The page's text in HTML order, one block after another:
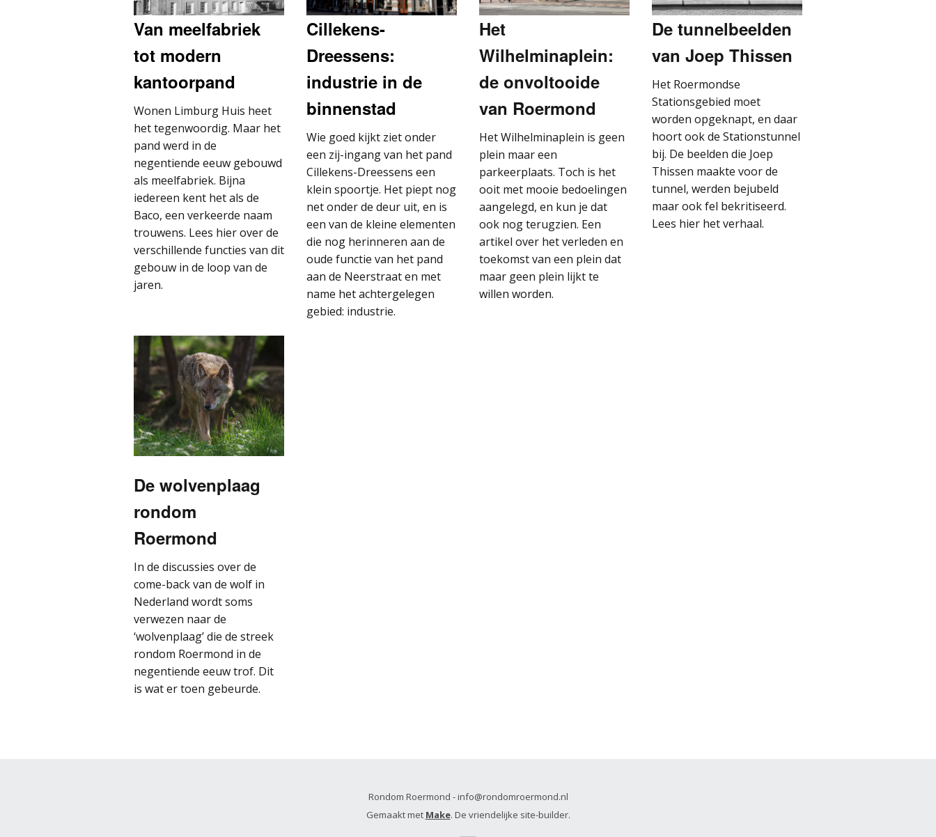
Van meelfabriek
tot modern
kantoorpand
Wonen Limburg Huis heet
het tegenwoordig. Maar het
pand werd in de
negentiende eeuw gebouwd
als meelfabriek. Bijna
iedereen kent het als de
Baco, een verkeerde naam
trouwens. Lees hier over de
verschillende functies van dit
gebouw in de loop van de
jaren.
Cillekens-
Dreessens:
industrie in de
binnenstad
Wie goed kijkt ziet onder
een zij-ingang van het pand
Cillekens-Dreessens een
klein spoortje. Het piept nog
net onder de deur uit, en is
een van de kleine elementen
die nog herinneren aan de
oude functie van het pand
aan de Neerstraat en met
name het achtergelegen
gebied: industrie.
Het
Wilhelminaplein:
de onvoltooide
van Roermond
Het Wilhelminaplein is geen
plein maar een
parkeerplaats. Toch is het
ooit met mooie bedoelingen
aangelegd, en kun je dat
ook nog terugzien. Een
artikel over het verleden en
toekomst van een plein dat
maar geen plein lijkt te
willen worden.
De tunnelbeelden
van Joep Thissen
Het Roermondse
Stationsgebied moet
worden opgeknapt, en daar
hoort ook de Stationstunnel
bij. De beelden die Joep
Thissen maakte voor de
tunnel, werden bejubeld
maar ook fel bekritiseerd.
Lees hier het verhaal.
De wolvenplaag
rondom
Roermond
In de discussies over de
come-back van de wolf in
Nederland wordt soms
verwezen naar de
‘wolvenplaag’ die de streek
rondom Roermond in de
negentiende eeuw trof. Dit
is wat er toen gebeurde.
Rondom Roermond - info@rondomroermond.nl
Gemaakt met Make. De vriendelijke site-builder.